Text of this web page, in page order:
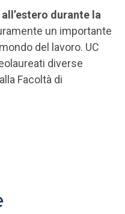
durante la
un importante
del lavoro. UC
diverse
Facoltà di